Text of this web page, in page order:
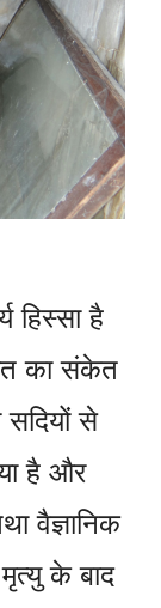
हिस्सा है
का संकेत
से
है और
वैज्ञानिक
मृत्यु के बाद